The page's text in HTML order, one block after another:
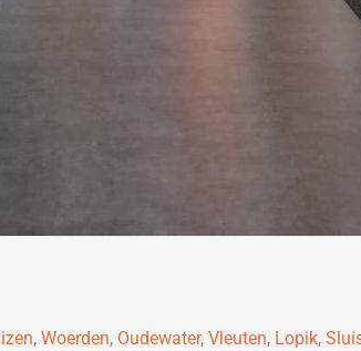
, Woerden, Oudewater, Vleuten, Lopik,